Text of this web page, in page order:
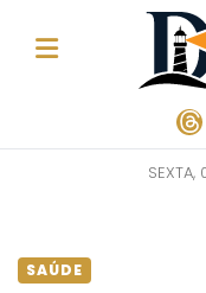
SAÚDE